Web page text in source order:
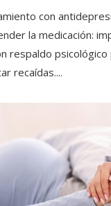
con
la medicación:
respaldo
recaídas....